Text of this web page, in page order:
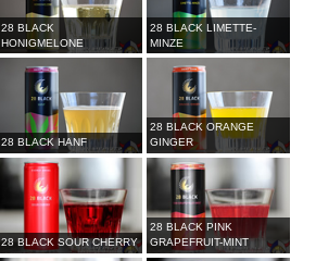
28 BLACK
HONIGMELONE
28 BLACK LIMETTE-
MINZE
28 BLACK HANF
28 BLACK ORANGE
GINGER
28 BLACK SOUR CHERRY
28 BLACK PINK
GRAPEFRUIT-MINT